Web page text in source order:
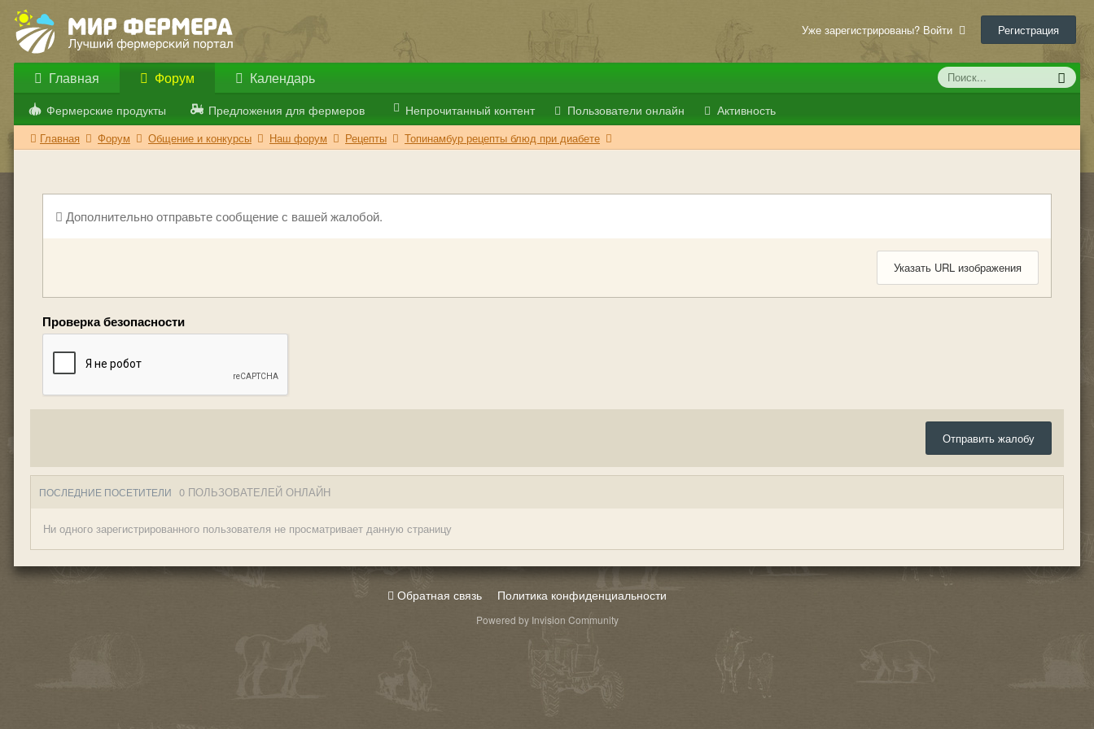
Уже зарегистрированы? Войти Регистрация
Главная Форум
Фермерские продукты Предложения для фермеров Непрочитанный контент Пользователи онлайн Активность
Календарь
Главная Форум Общение и конкурсы Наш форум Рецепты Топинамбур рецепты блюд при диабете
Дополнительно отправьте сообщение с вашей жалобой.
Указать URL изображения
Проверка безопасности
Отправить жалобу
ПОСЛЕДНИЕ ПОСЕТИТЕЛИ 0 ПОЛЬЗОВАТЕЛЕЙ ОНЛАЙН
Ни одного зарегистрированного пользователя не просматривает данную страницу
Обратная связь Политика конфиденциальности
Powered by Invision Community